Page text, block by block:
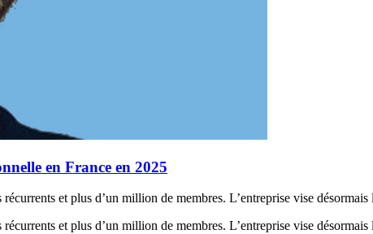
en France en 2025
et plus d’un million de membres. L’entreprise vise
et plus d’un million de membres. L’entreprise vise